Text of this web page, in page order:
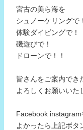
宮古の美ら海を
シュノーケリングで！
体験ダイビングで！
磯遊びで！
ドローンで！！
皆さんをご案内でき
よろしくお願いいた
Facebook instagram
よかったら上記ボタ